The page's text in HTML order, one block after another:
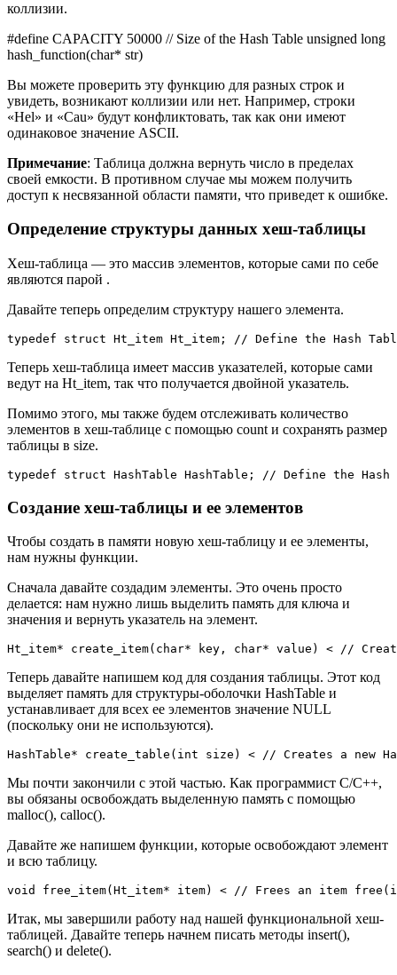
коллизии.
#define CAPACITY 50000 // Size of the Hash Table unsigned long
hash_function(char* str)
Вы можете проверить эту функцию для разных строк и
увидеть, возникают коллизии или нет. Например, строки
«Hel» и «Cau» будут конфликтовать, так как они имеют
одинаковое значение ASCII.
Примечание: Таблица должна вернуть число в пределах
своей емкости. В противном случае мы можем получить
доступ к несвязанной области памяти, что приведет к ошибке.
Определение структуры данных хеш-таблицы
Хеш-таблица — это массив элементов, которые сами по себе
являются парой .
Давайте теперь определим структуру нашего элемента.
typedef struct Ht_item Ht_item; // Define the Hash
Теперь хеш-таблица имеет массив указателей, которые сами
ведут на Ht_item, так что получается двойной указатель.
Помимо этого, мы также будем отслеживать количество
элементов в хеш-таблице с помощью count и сохранять размер
таблицы в size.
typedef struct HashTable HashTable; // Define the
Создание хеш-таблицы и ее элементов
Чтобы создать в памяти новую хеш-таблицу и ее элементы,
нам нужны функции.
Сначала давайте создадим элементы. Это очень просто
делается: нам нужно лишь выделить память для ключа и
значения и вернуть указатель на элемент.
Ht_item* create_item(char* key, char* value) < //
Теперь давайте напишем код для создания таблицы. Этот код
выделяет память для структуры-оболочки HashTable и
устанавливает для всех ее элементов значение NULL
(поскольку они не используются).
HashTable* create_table(int size) < // Creates a
Мы почти закончили с этой частью. Как программист C/C++,
вы обязаны освобождать выделенную память с помощью
malloc(), calloc().
Давайте же напишем функции, которые освобождают элемент
и всю таблицу.
void free_item(Ht_item* item) < // Frees an item
Итак, мы завершили работу над нашей функциональной хеш-
таблицей. Давайте теперь начнем писать методы insert(),
search() и delete().